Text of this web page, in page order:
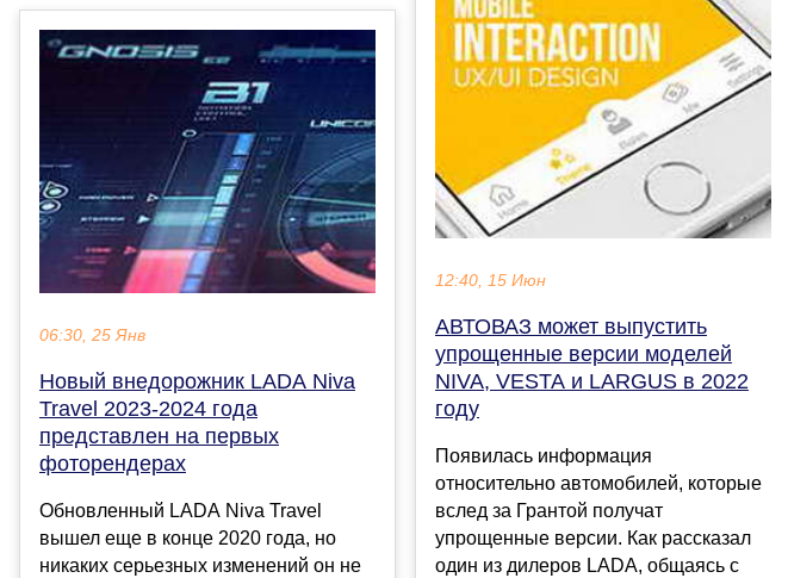
06:30, 25 Янв
Новый внедорожник LADA Niva
Travel 2023-2024 года
представлен на первых
фоторендерах
Обновленный LADA Niva Travel
вышел еще в конце 2020 года, но
никаких серьезных изменений он не
12:40, 15 Июн
АВТОВАЗ может выпустить
упрощенные версии моделей
NIVA, VESTA и LARGUS в 2022
году
Появилась информация
относительно автомобилей, которые
вслед за Грантой получат
упрощенные версии. Как рассказал
один из дилеров LADA, общаясь с